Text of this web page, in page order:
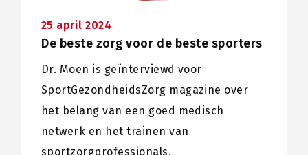
25 april 2024
De beste zorg voor de beste sporters
Dr. Moen is geïnterviewd voor
SportGezondheidsZorg magazine over
het belang van een goed medisch
netwerk en het trainen van
sportzorgprofessionals.